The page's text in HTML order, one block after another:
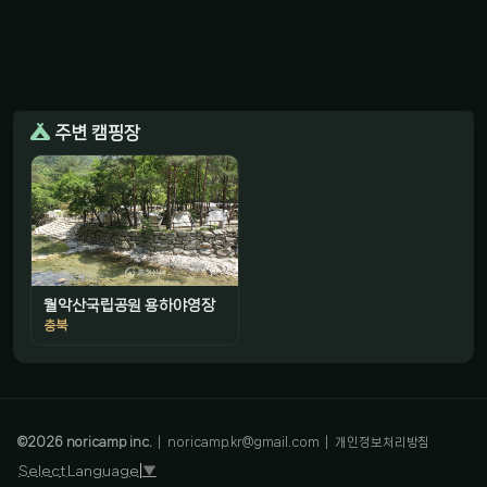
주변 캠핑장
월악산국립공원 용하야영장
충북
©2026noricamp inc. noricamp.kr@gmail.com 개인정보처리방침
Select Language ▼